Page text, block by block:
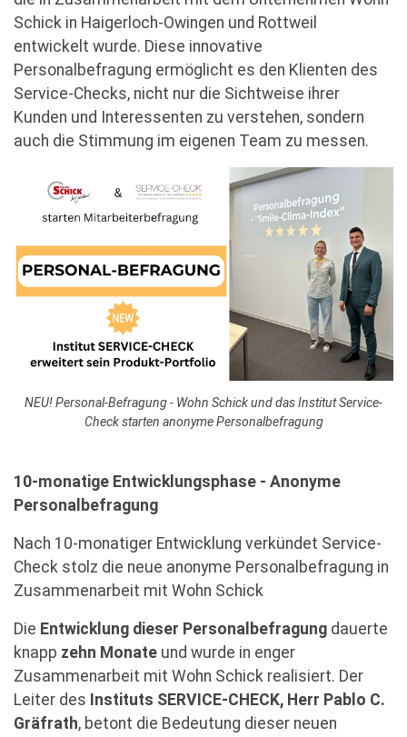
Schick in Haigerloch-Owingen und Rottweil
entwickelt wurde. Diese innovative
Personalbefragung ermöglicht es den Klienten des
Service-Checks, nicht nur die Sichtweise ihrer
Kunden und Interessenten zu verstehen, sondern
auch die Stimmung im eigenen Team zu messen.
NEU! Personal-Befragung - Wohn Schick und das Institut Service-
Check starten anonyme Personalbefragung
10-monatige Entwicklungsphase - Anonyme
Personalbefragung
Nach 10-monatiger Entwicklung verkündet Service-
Check stolz die neue anonyme Personalbefragung in
Zusammenarbeit mit Wohn Schick
Die Entwicklung dieser Personalbefragung dauerte
knapp zehn Monate und wurde in enger
Zusammenarbeit mit Wohn Schick realisiert. Der
Leiter des Instituts SERVICE-CHECK, Herr Pablo C.
Gräfrath, betont die Bedeutung dieser neuen